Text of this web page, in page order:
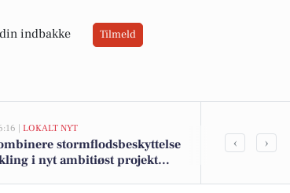
indbakke Tilmeld
| LOKALT NYT
stormflodsbeskyttelse
i nyt ambitiøst projekt
Top 6 over
‹ ›